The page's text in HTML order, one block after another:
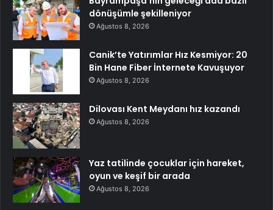
dönüşümle şekilleniyor
Ağustos 8, 2026
Canik’te Yatırımlar Hız Kesmiyor: 20
Bin Hane Fiber İnternete Kavuşuyor
Ağustos 8, 2026
Dilovası Kent Meydanı hız kazandı
Ağustos 8, 2026
Yaz tatilinde çocuklar için hareket,
oyun ve keşif bir arada
Ağustos 8, 2026